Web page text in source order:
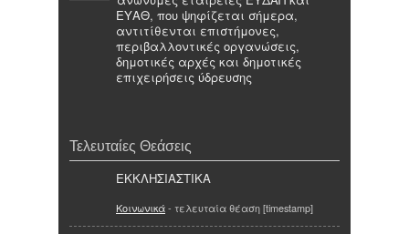
ΕΥΑΘ, που ψηφίζεται σήμερα,
αντιτίθενται επιστήμονες,
περιβαλλοντικές οργανώσεις,
δημοτικές αρχές και δημοτικές
επιχειρήσεις ύδρευσης
Τελευταίες Θεάσεις
ΕΚΚΛΗΣΙΑΣΤΙΚΑ
Κοινωνικά- τελευταία θέαση [timestamp]